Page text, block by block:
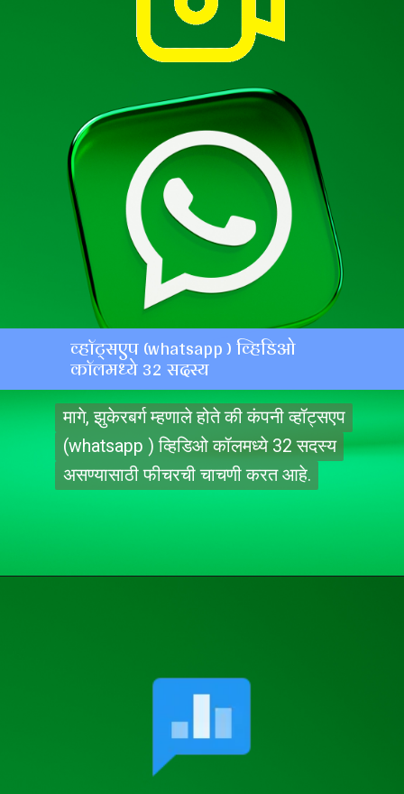
व्हॉट्सएप (whatsapp ) व्हिडिओ
कॉलमध्ये 32 सदस्य
मागे, झुकेरबर्ग म्हणाले होते की कंपनी व्हॉट्सएप
(whatsapp ) व्हिडिओ कॉलमध्ये 32 सदस्य
असण्यासाठी फीचरची चाचणी करत आहे.
मागे, झुकेरबर्ग म्हणाले होते की कंपनी व्हॉट्सएप
(whatsapp ) व्हिडिओ कॉलमध्ये 32 सदस्य
असण्यासाठी फीचरची चाचणी करत आहे.